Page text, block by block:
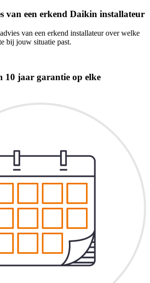
van een erkend Daikin installateur
van een erkend installateur over welke
bij jouw situatie past.
10 jaar garantie op elke